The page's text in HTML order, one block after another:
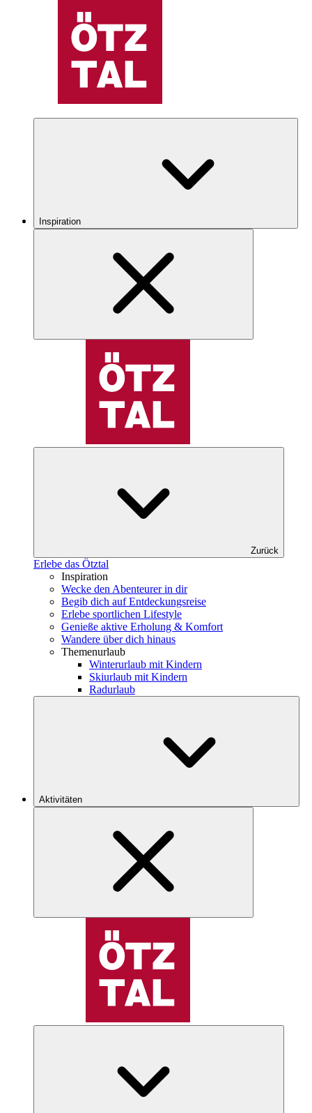
Inspiration
Zurück
Erlebe das Ötztal
Inspiration
Wecke den Abenteurer in dir
Begib dich auf Entdeckungsreise
Erlebe sportlichen Lifestyle
Genieße aktive Erholung & Komfort
Wandere über dich hinaus
Themenurlaub
Winterurlaub mit Kindern
Skiurlaub mit Kindern
Radurlaub
Aktivitäten